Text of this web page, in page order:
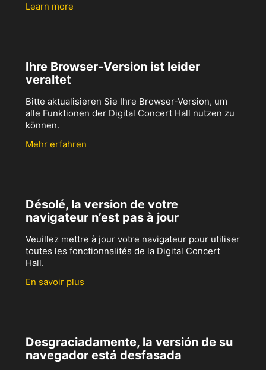
Learn more
Ihre Browser-Version ist leider
veraltet
Bitte aktualisieren Sie Ihre Browser-Version, um
alle Funktionen der Digital Concert Hall nutzen zu
können.
Mehr erfahren
Désolé, la version de votre
navigateur n’est pas à jour
Veuillez mettre à jour votre navigateur pour utiliser
toutes les fonctionnalités de la Digital Concert
Hall.
En savoir plus
Desgraciadamente, la versión de su
navegador está desfasada